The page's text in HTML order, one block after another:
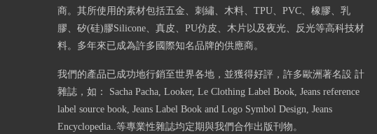
商。其所使用的素材包括五金、刺繡、木料、TPU、PVC、橡膠、乳
膠、矽(硅)膠Silicone、真皮、PU仿皮、木片以及夜光、反光等高科技材
料。多年來已成為許多國際知名品牌的供應商。
我們的產品已成功地行銷至世界各地，並獲得好評，許多歐洲著名設 計
雜誌，如： Sacha Pacha, Looker, Le Clothing Label Book, Jeans reference
label source book, Jeans Label Book and Logo Symbol Design, Jeans
Encyclopedia..等專業性雜誌均定期與我們合作出版刊物。